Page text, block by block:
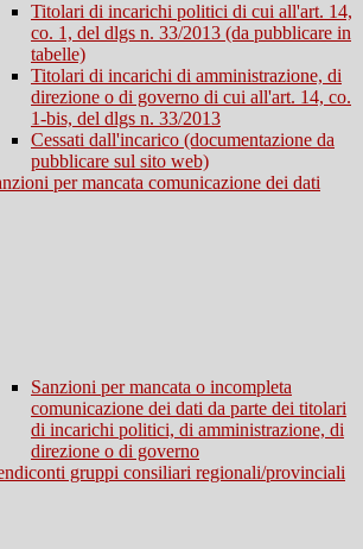
Titolari di incarichi politici di cui all'art. 14,
co. 1, del dlgs n. 33/2013 (da pubblicare in
tabelle)
Titolari di incarichi di amministrazione, di
direzione o di governo di cui all'art. 14, co.
1-bis, del dlgs n. 33/2013
Cessati dall'incarico (documentazione da
pubblicare sul sito web)
per mancata comunicazione dei dati
Sanzioni per mancata o incompleta
comunicazione dei dati da parte dei titolari
di incarichi politici, di amministrazione, di
direzione o di governo
gruppi consiliari regionali/provinciali